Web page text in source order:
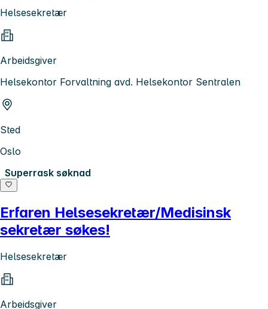
Helsesekretær
Arbeidsgiver
Helsekontor Forvaltning avd. Helsekontor Sentralen
Sted
Oslo
Superrask søknad
Erfaren Helsesekretær/Medisinsk
sekretær søkes!
Helsesekretær
Arbeidsgiver